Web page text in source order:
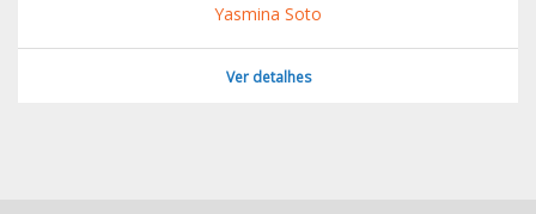
Yasmina Soto
Ver detalhes